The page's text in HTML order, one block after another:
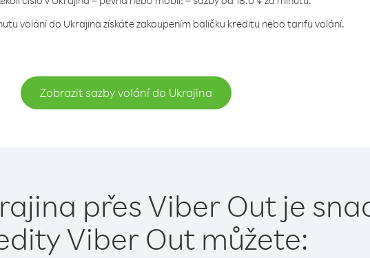
volání do Ukrajina získáte zakoupením balíčku kreditu nebo tarifu volání.
Zobrazit sazby volání do Ukrajina
přes Viber Out je
Viber Out můžete: